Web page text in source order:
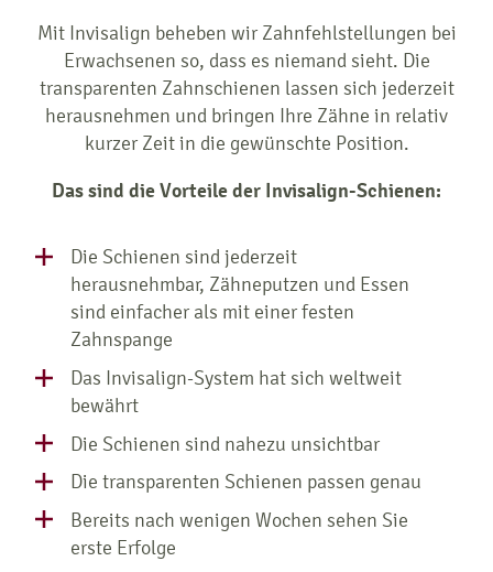
Mit Invisalign beheben wir Zahnfehlstellungen bei
Erwachsenen so, dass es niemand sieht. Die
transparenten Zahnschienen lassen sich jederzeit
herausnehmen und bringen Ihre Zähne in relativ
kurzer Zeit in die gewünschte Position.
Das sind die Vorteile der Invisalign-Schienen:
Die Schienen sind jederzeit
herausnehmbar, Zähneputzen und Essen
sind einfacher als mit einer festen
Zahnspange
Das Invisalign-System hat sich weltweit
bewährt
Die Schienen sind nahezu unsichtbar
Die transparenten Schienen passen genau
Bereits nach wenigen Wochen sehen Sie
erste Erfolge